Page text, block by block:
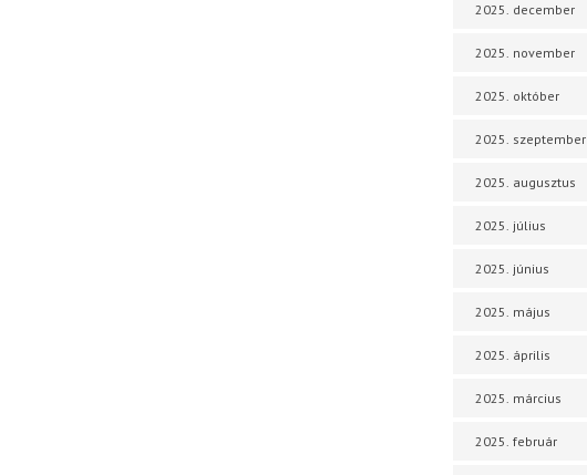
2025. december
2025. november
2025. október
2025. szeptember
2025. augusztus
2025. július
2025. június
2025. május
2025. április
2025. március
2025. február